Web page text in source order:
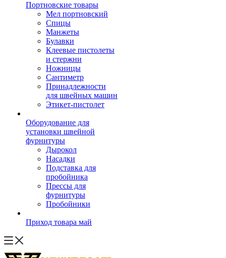
Портновские товары
Мел портновский
Спицы
Манжеты
Булавки
Клеевые пистолеты
и стержни
Ножницы
Сантиметр
Принадлежности
для швейных машин
Этикет-пистолет
Оборудование для
установки швейной
фурнитуры
Дырокол
Насадки
Подставка для
пробойника
Прессы для
фурнитуры
Пробойники
Приход товара май